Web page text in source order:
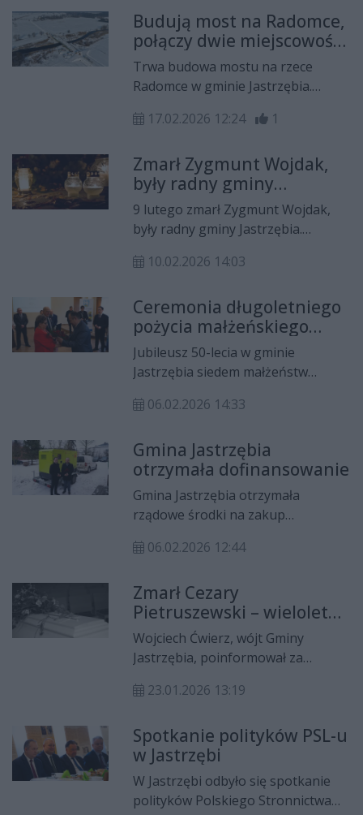
poniżej wideo z drona.
Budują most na Radomce,
połączy dwie miejscowości
(zdjęcia z drona)
Trwa budowa mostu na rzece
Radomce w gminie Jastrzębia.
inwestycję ponad 9,5 miliona
17.02.2026 12:24 1
Zmarł Zygmunt Wojdak,
były radny gminy
Jastrzębia
9 lutego zmarł Zygmunt Wojdak,
były radny gminy Jastrzębia.
się 12 lutego.
10.02.2026 14:03
Ceremonia długoletniego
pożycia małżeńskiego
Złote Gody w gminie
Jastrzębia
Jubileusz 50-lecia w gminie
Jastrzębia siedem małżeństw
w imieniu Prezydenta
06.02.2026 14:33
Gmina Jastrzębia
otrzymała dofinansowanie
Gmina Jastrzębia otrzymała
rządowe środki na zakup
środków została wykorzystana, a
zł.
06.02.2026 12:44
Zmarł Cezary
Pietruszewski – wieloletni
przewodniczący Rady
Gminy Jastrzębia
Wojciech Ćwierz, wójt Gminy
Jastrzębia, poinformował za
społecznościowych o śmierci
wieloletniego przewodniczącego
Rady Gminy Jastrzębia. Mężczyzna
zmarł 22 stycznia w wieku 69 lat.
23.01.2026 13:19
Spotkanie polityków PSL-u
w Jastrzębi
W Jastrzębi odbyło się spotkanie
polityków Polskiego Stronnictwa